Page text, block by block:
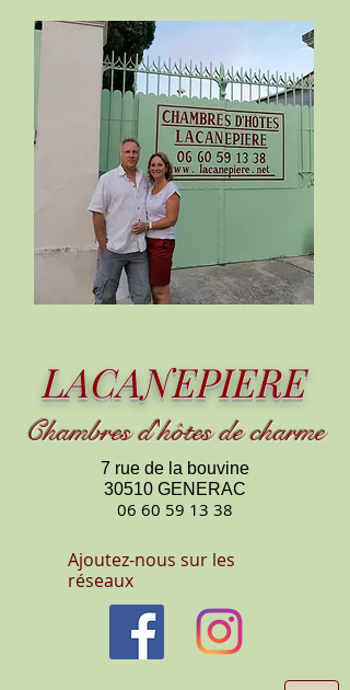
LACANEPIERE
Chambres d'hôtes de charme
7 rue de la bouvine
30510 GENERAC
06 60 59 13 38
Ajoutez-nous sur les
réseaux